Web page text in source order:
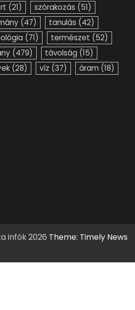
(21) szórakozás (51)
(47) tanulás (42)
(71) természet (52)
(479) távolság (15)
(28) víz (37) áram (18)
infók 2026 Theme: Timely News